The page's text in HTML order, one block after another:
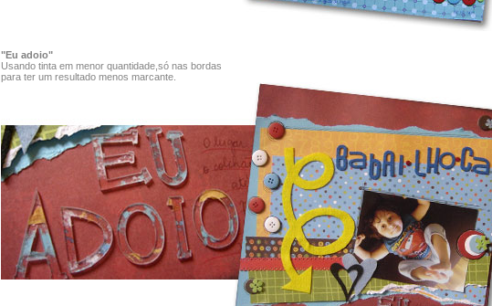
"Eu adoio"
Usando tinta em menor quantidade,só nas bordas
para ter um resultado menos marcante.